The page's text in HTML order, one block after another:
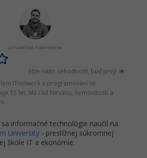
Užívateľské hodnotenie:
Ešte nikto nehodnotil, buď prvý!
ITnetwork a programování se
15 let. Má rád Nirvanu, nemovitosti a
sa informačné technológie naučil na
University - prestížnej súkromnej
škole IT a ekonómie.